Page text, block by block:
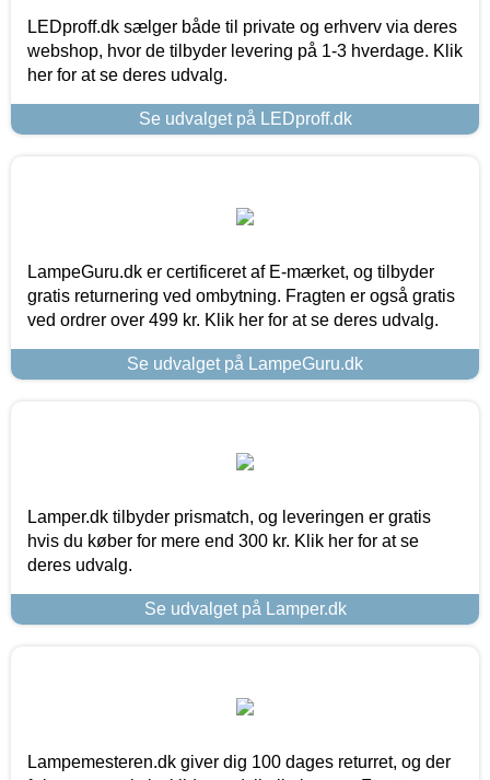
LEDproff.dk sælger både til private og erhverv via deres
webshop, hvor de tilbyder levering på 1-3 hverdage. Klik
her for at se deres udvalg.
Se udvalget på LEDproff.dk
LampeGuru.dk er certificeret af E-mærket, og tilbyder
gratis returnering ved ombytning. Fragten er også gratis
ved ordrer over 499 kr. Klik her for at se deres udvalg.
Se udvalget på LampeGuru.dk
Lamper.dk tilbyder prismatch, og leveringen er gratis
hvis du køber for mere end 300 kr. Klik her for at se
deres udvalg.
Se udvalget på Lamper.dk
Lampemesteren.dk giver dig 100 dages returret, og der